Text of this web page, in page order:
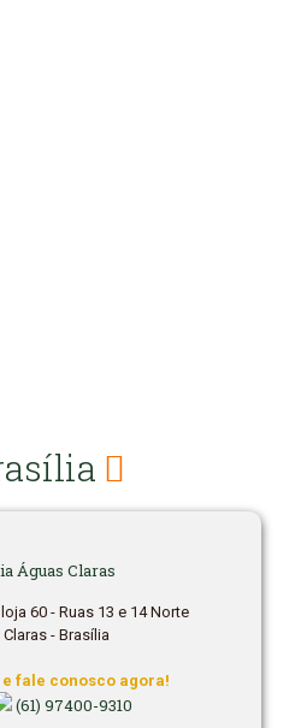
Águas Claras
60 - Ruas 13 e 14 Norte
- Brasília
fale conosco agora!
(61) 97400-9310